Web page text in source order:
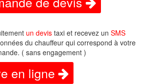
un devis taxi et recevez un SMS
du chauffeur qui correspond à votre
( sans engagement )
en ligne